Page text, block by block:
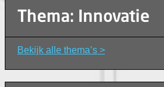
Thema: Innovatie
Bekijk alle thema’s >